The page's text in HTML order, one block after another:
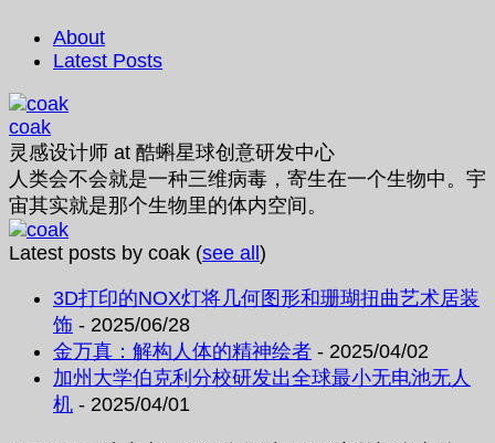
About
Latest Posts
coak
灵感设计师 at 酷蝌星球创意研发中心
人类会不会就是一种三维病毒，寄生在一个生物中。宇
宙其实就是那个生物里的体内空间。
Latest posts by coak (see all )
3D打印的NOX灯将几何图形和珊瑚扭曲艺术居装
饰 - 2025/06/28
金万真：解构人体的精神绘者 - 2025/04/02
加州大学伯克利分校研发出全球最小无电池无人
机 - 2025/04/01